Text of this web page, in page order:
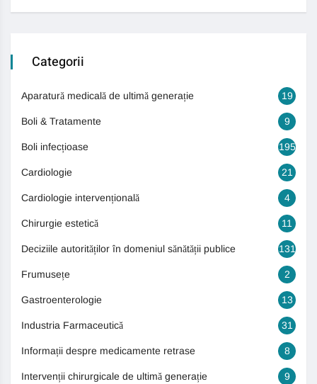
Categorii
Aparatură medicală de ultimă generație 19
Boli & Tratamente 9
Boli infecțioase 195
Cardiologie 21
Cardiologie intervențională 4
Chirurgie estetică 11
Deciziile autorităților în domeniul sănătății publice 131
Frumusețe 2
Gastroenterologie 13
Industria Farmaceutică 31
Informații despre medicamente retrase 8
Intervenții chirurgicale de ultimă generație 9